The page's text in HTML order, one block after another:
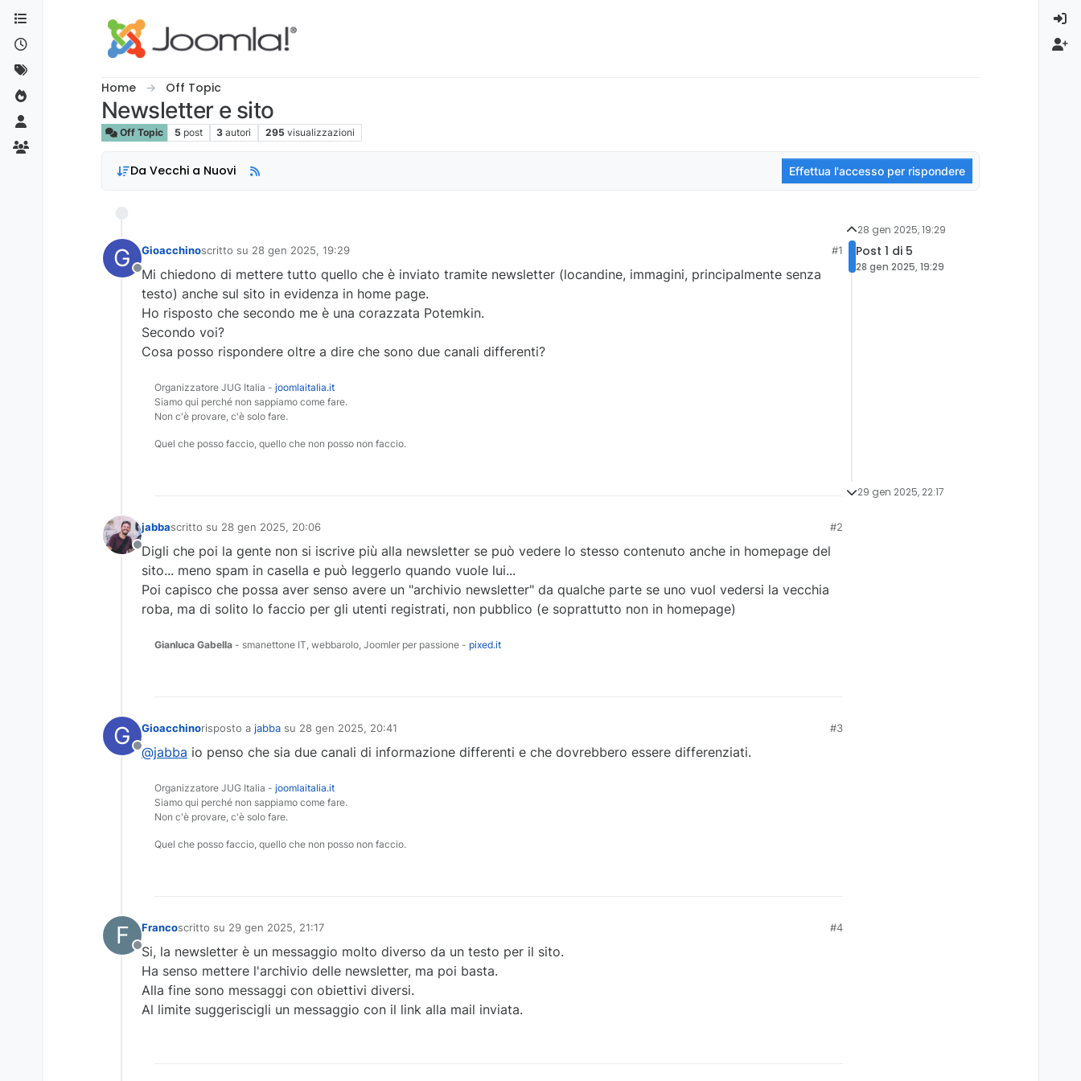
Salta al contenuto
Home Off Topic
Newsletter e sito
Off Topic 5 post 3 autori 295 visualizzazioni
Da Vecchi a Nuovi Effettua l'accesso per rispondere
G
Non in linea
Gioacchinoscritto su 28 gen 2025, 19:29
ultima modifica di
#1
Mi chiedono di mettere tutto quello che è inviato tramite newsletter (locandine, immagini, principalmente senza
testo) anche sul sito in evidenza in home page.
Ho risposto che secondo me è una corazzata Potemkin.
Secondo voi?
Cosa posso rispondere oltre a dire che sono due canali differenti?
Organizzatore JUG Italia - joomlaitalia.it
Siamo qui perché non sappiamo come fare.
Non c'è provare, c'è solo fare.
Quel che posso faccio, quello che non posso non faccio.
Non in linea
jabbascritto su 28 gen 2025, 20:06
ultima modifica di
#2
Digli che poi la gente non si iscrive più alla newsletter se può vedere lo stesso contenuto anche in homepage del
sito... meno spam in casella e può leggerlo quando vuole lui...
Poi capisco che possa aver senso avere un "archivio newsletter" da qualche parte se uno vuol vedersi la vecchia
roba, ma di solito lo faccio per gli utenti registrati, non pubblico (e soprattutto non in homepage)
Gianluca Gabella - smanettone IT, webbarolo, Joomler per passione - pixed.it
G
Non in linea
Gioacchinorisposto a jabba su 28 gen 2025, 20:41
ultima modifica di
#3
@jabba io penso che sia due canali di informazione differenti e che dovrebbero essere differenziati.
Organizzatore JUG Italia - joomlaitalia.it
Siamo qui perché non sappiamo come fare.
Non c'è provare, c'è solo fare.
Quel che posso faccio, quello che non posso non faccio.
F
Non in linea
Francoscritto su 29 gen 2025, 21:17
ultima modifica di
#4
Si, la newsletter è un messaggio molto diverso da un testo per il sito.
Ha senso mettere l'archivio delle newsletter, ma poi basta.
Alla fine sono messaggi con obiettivi diversi.
Al limite suggeriscigli un messaggio con il link alla mail inviata.
28 gen 2025, 19:29
Post 1 di 5
28 gen 2025, 19:29
29 gen 2025, 22:17